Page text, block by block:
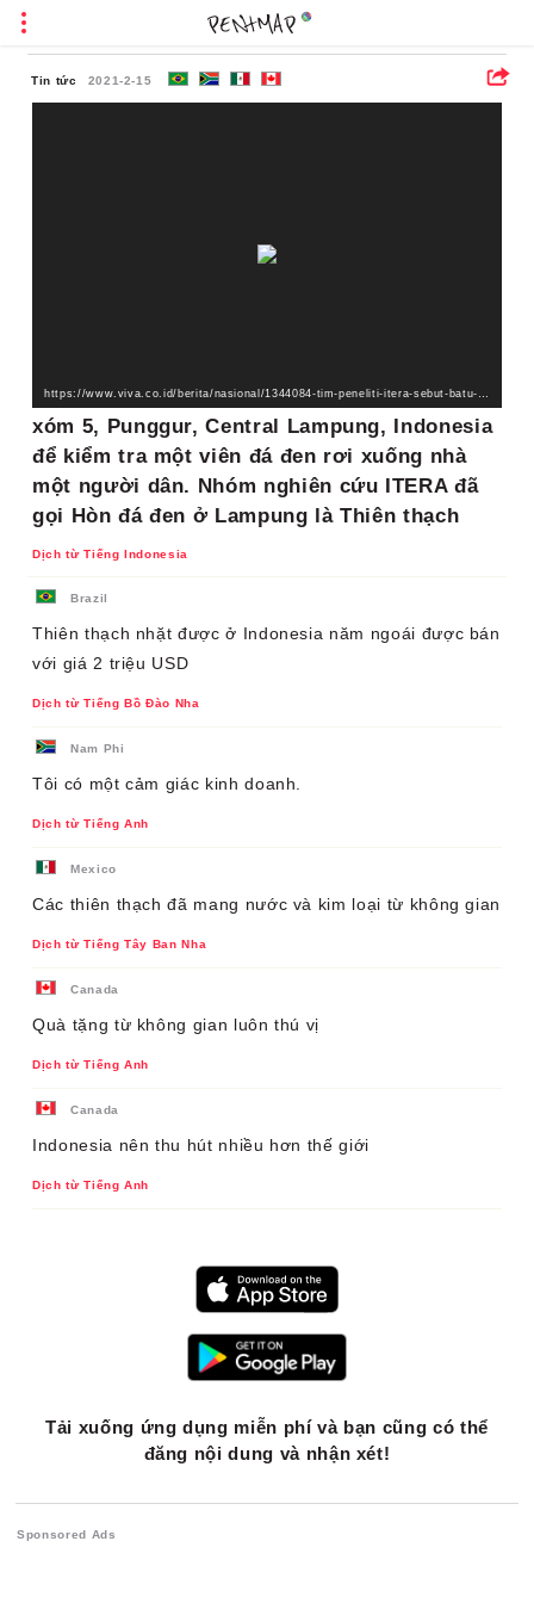
Tin tức 2021-2-15
https://www.viva.co.id/berita/nasional/1344084-tim-peneliti-itera-sebut-batu-hitam-di-lampung-adalah-meteorit?headline=3
xóm 5, Punggur, Central Lampung, Indonesia
để kiểm tra một viên đá đen rơi xuống nhà
một người dân. Nhóm nghiên cứu ITERA đã
gọi Hòn đá đen ở Lampung là Thiên thạch
Dịch từ Tiếng Indonesia
Brazil
Thiên thạch nhặt được ở Indonesia năm ngoái được bán
với giá 2 triệu USD
Dịch từ Tiếng Bồ Đào Nha
Nam Phi
Tôi có một cảm giác kinh doanh.
Dịch từ Tiếng Anh
Mexico
Các thiên thạch đã mang nước và kim loại từ không gian
Dịch từ Tiếng Tây Ban Nha
Canada
Quà tặng từ không gian luôn thú vị
Dịch từ Tiếng Anh
Canada
Indonesia nên thu hút nhiều hơn thế giới
Dịch từ Tiếng Anh
Tải xuống ứng dụng miễn phí và bạn cũng có thể
đăng nội dung và nhận xét!
Sponsored Ads